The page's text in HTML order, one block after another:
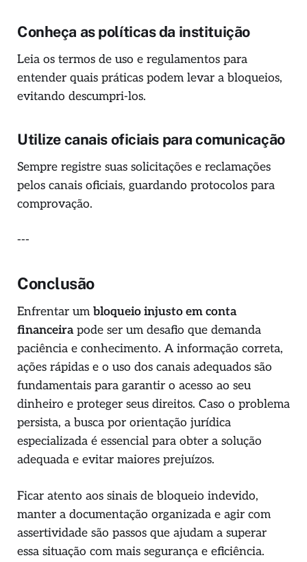
Conheça as políticas da instituição
Leia os termos de uso e regulamentos para
entender quais práticas podem levar a bloqueios,
evitando descumpri-los.
Utilize canais oficiais para comunicação
Sempre registre suas solicitações e reclamações
pelos canais oficiais, guardando protocolos para
comprovação.
---
Conclusão
Enfrentar um bloqueio injusto em conta
financeirapode ser um desafio que demanda
paciência e conhecimento. A informação correta,
ações rápidas e o uso dos canais adequados são
fundamentais para garantir o acesso ao seu
dinheiro e proteger seus direitos. Caso o problema
persista, a busca por orientação jurídica
especializada é essencial para obter a solução
adequada e evitar maiores prejuízos.
Ficar atento aos sinais de bloqueio indevido,
manter a documentação organizada e agir com
assertividade são passos que ajudam a superar
essa situação com mais segurança e eficiência.